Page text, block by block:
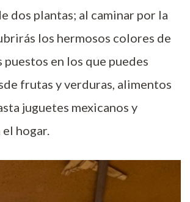
dos plantas; al caminar por la
los hermosos colores de
en los que puedes
frutas y verduras, alimentos
juguetes mexicanos y
hogar.